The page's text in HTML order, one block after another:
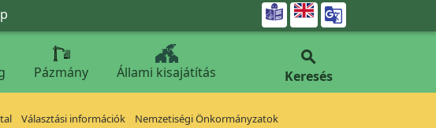

Pázmány Állami kisajátítás

Keresés
Választási információk Nemzetiségi Önkormányzatok